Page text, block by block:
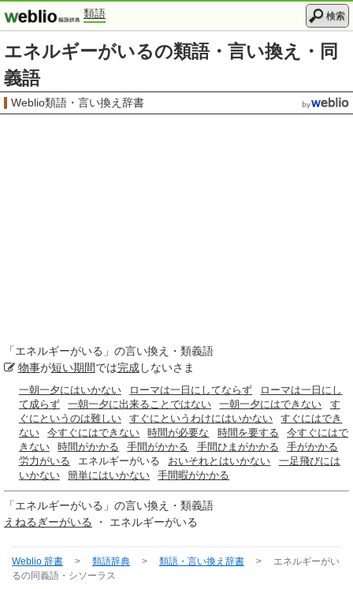
類語 検索
エネルギーがいるの類語・言い換え・同
義語
Weblio類語・言い換え辞書
「エネルギーがいる 」の言い換え・類義語
物事が短い期間では完成しないさま
一朝一夕にはいかない ローマは一日にしてならず
ローマは一日にし
て成らず
一朝一夕に出来ることではない 一朝一夕にはできない
す
ぐにというのは難しい
すぐにというわけにはいかない
すぐにはでき
ない
今すぐにはできない 時間が必要な 時間を要する
今すぐにはで
きない
時間がかかる 手間がかかる 手間ひまがかかる
手がかかる
労力がいる
エネルギーがいる おいそれとはいかない
一足飛びには
いかない
簡単にはいかない 手間暇がかかる
「エネルギーがいる 」の言い換え・類義語
えねるぎーがいる
・ エネルギーがいる
Weblio 辞書 > 類語辞典 > 類語・言い換え辞書 >
エネルギーがい
るの同義語・シソーラス